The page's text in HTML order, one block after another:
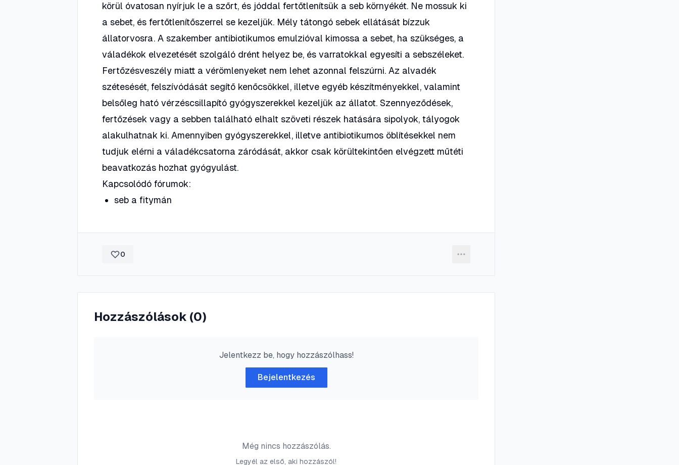
körül óvatosan nyírjuk le a szőrt, és jóddal fertőtlenítsük a seb környékét. Ne mossuk ki
a sebet, és fertőtlenítőszerrel se kezeljük. Mély tátongó sebek ellátását bízzuk
állatorvosra. A szakember antibiotikumos emulzióval kimossa a sebet, ha szükséges, a
váladékok elvezetését szolgáló drént helyez be, és varratokkal egyesíti a sebszéleket.
Fertőzésveszély miatt a vérömlenyeket nem lehet azonnal felszúrni. Az alvadék
szétesését, felszívódását segítő kenőcsökkel, illetve egyéb készítményekkel, valamint
belsőleg ható vérzéscsillapító gyógyszerekkel kezeljük az állatot. Szennyeződések,
fertőzések vagy a sebben található elhalt szöveti részek hatására sipolyok, tályogok
alakulhatnak ki. Amennyiben gyógyszerekkel, illetve antibiotikumos öblítésekkel nem
tudjuk elérni a váladékcsatorna záródását, akkor csak körültekintően elvégzett műtéti
beavatkozás hozhat gyógyulást.
Kapcsolódó fórumok:
seb a fitymán
0
Hozzászólások (0)
Jelentkezz be, hogy hozzászólhass!
Bejelentkezés
Még nincs hozzászólás.
Legyél az első, aki hozzászól!